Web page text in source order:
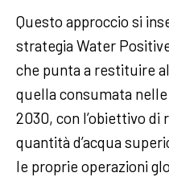
Questo approccio si
strategia Water
che punta a restituire
quella consumata
2030, con l’obiettivo
quantità d’acqua
le proprie operazioni